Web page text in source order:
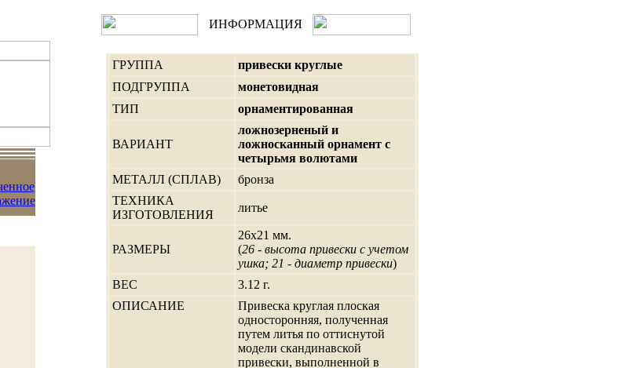
ИНФОРМАЦИЯ
ГРУППА
привески круглые
ПОДГРУППА
монетовидная
ТИП
орнаментированная
ВАРИАНТ
ложнозерненый и
ложносканный орнамент с
четырьмя волютами
МЕТАЛЛ (СПЛАВ)
бронза
ТЕХНИКА
ИЗГОТОВЛЕНИЯ
литье
РАЗМЕРЫ
26х21 мм.
(26 - высота привески с учетом
ушка; 21 - диаметр привески)
ВЕС
3.12 г.
ОПИСАНИЕ
Привеска круглая плоская
односторонняя, полученная
путем литья по оттиснутой
модели скандинавской
привески, выполненной в